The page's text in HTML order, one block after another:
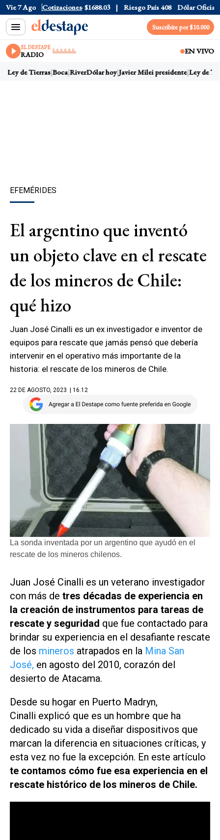
Vie 7 Ago Cotizaciones
$1575.8 Euro $1688.03 Riesgo País 408 Dólar Oficial
Suscribite por $10.000
EL DESTAPE
RADIO EN VIVO
Ley de Tierras Boca RiverDólar hoy Javier Milei presidente Ley de
EFEMÉRIDES
El argentino que inventó
un objeto clave en el rescate
de los mineros de Chile:
qué hizo
Juan José Cinalli es un ex investigador e inventor de
equipos para rescate que jamás pensó que debería
intervenir en el operativo más importante de la
historia: el rescate de los mineros de Chile.
22 DE AGOSTO, 2023 | 16.12
La sonda inventada por un argentino que ayudó en el
rescate de los mineros chilenos.
Juan José Cinalli es un veterano investigador
con más de tres décadas de experiencia en
la creación de instrumentos para tareas de
rescate y seguridad que fue contactado para
brindar su experiencia en el desafiante rescate
de los mineros atrapados en la Mina San
José, en agosto del 2010, corazón del
desierto de Atacama.
Desde su hogar en Puerto Madryn,
Cinalli explicó que es un hombre que ha
dedicado su vida a diseñar dispositivos que
marcan la diferencia en situaciones críticas, y
esta vez no fue la excepción. En este artículo
te contamos cómo fue esa experiencia en el
rescate histórico de los mineros de Chile.